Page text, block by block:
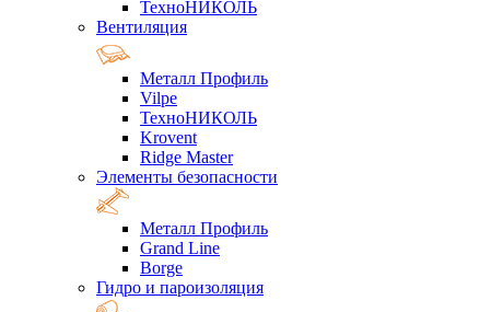
ТехноНИКОЛЬ
Вентиляция
Металл Профиль
Vilpe
ТехноНИКОЛЬ
Krovent
Ridge Master
Элементы безопасности
Металл Профиль
Grand Line
Borge
Гидро и пароизоляция